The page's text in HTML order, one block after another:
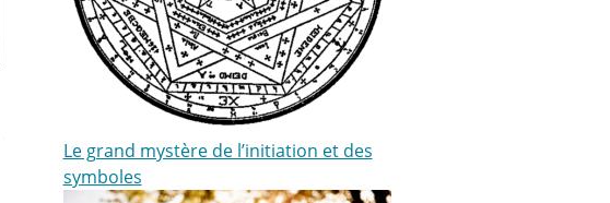
Le grand mystère de l’initiation et des
symboles